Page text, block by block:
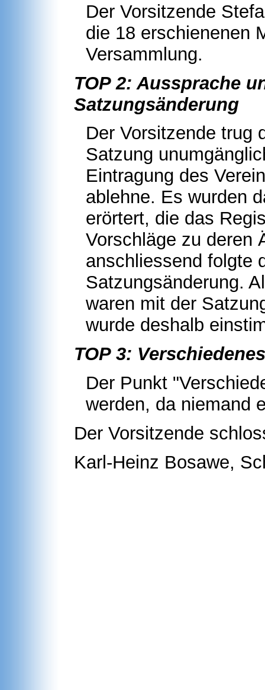
Der Vorsitzende
die 18 erschienenen
Versammlung.
TOP 2: Aussprache
Satzungsänderung
Der Vorsitzende trug
Satzung
Eintragung des
ablehne. Es wurden
erörtert, die das
Vorschläge zu deren
anschliessend folgte
Satzungsänderung.
waren mit der
wurde deshalb
TOP 3:
Der Punkt
werden, da niemand
Der Vorsitzende
Karl-Heinz Bosawe,